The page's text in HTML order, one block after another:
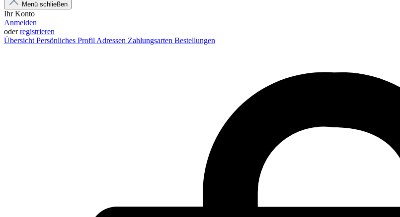
Menü schließen
Ihr Konto
Anmelden
oderregistrieren
Übersicht Persönliches Profil Adressen Zahlungsarten Bestellungen